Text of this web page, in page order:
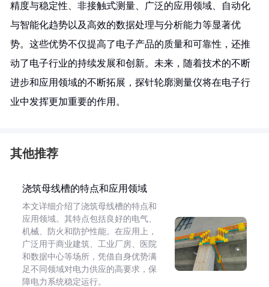
精度与稳定性、非接触式测量、广泛的应用领域、自动化
与智能化趋势以及高效的数据处理与分析能力等显著优
势。这些优势不仅提高了电子产品的质量和可靠性，还推
动了电子行业的持续发展和创新。未来，随着技术的不断
进步和应用领域的不断拓展，探针轮廓测量仪将在电子行
业中发挥更加重要的作用。
其他推荐
浇筑母线槽的特点和应用领域
本文详细介绍了浇筑母线槽的特点和
应用领域。其特点包括良好的电气、
机械、防火和防护性能。在应用上，
广泛用于商业建筑、工业厂房、医院
和数据中心等场所，凭借自身优势满
足不同领域对电力供应的高要求，保
障电力系统稳定运行。